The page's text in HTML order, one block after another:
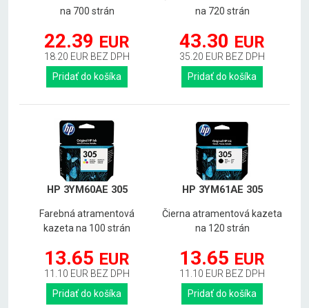
na 700 strán
22.39 EUR
18.20 EUR BEZ DPH
Pridať do košíka
na 720 strán
43.30 EUR
35.20 EUR BEZ DPH
Pridať do košíka
HP 3YM60AE 305
Farebná atramentová
kazeta na 100 strán
13.65 EUR
11.10 EUR BEZ DPH
Pridať do košíka
HP 3YM61AE 305
Čierna atramentová kazeta
na 120 strán
13.65 EUR
11.10 EUR BEZ DPH
Pridať do košíka